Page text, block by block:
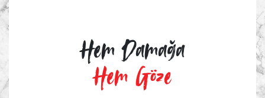
Hem Damağa
Hem Göze